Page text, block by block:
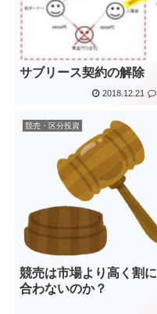
サブリース契約の解除
2018.12.21
競売・区分投資
競売は市場より高く割に
合わないのか？